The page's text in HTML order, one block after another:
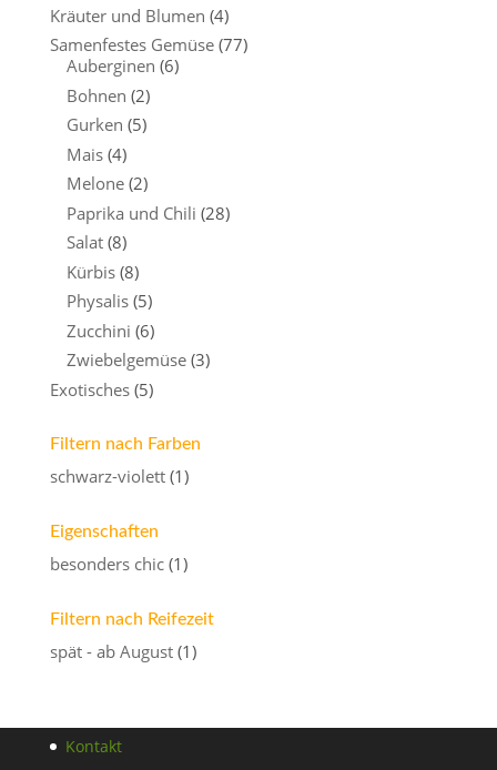
Kräuter und Blumen (4)
Samenfestes Gemüse (77)
Auberginen (6)
Bohnen (2)
Gurken (5)
Mais (4)
Melone (2)
Paprika und Chili (28)
Salat (8)
Kürbis (8)
Physalis (5)
Zucchini (6)
Zwiebelgemüse (3)
Exotisches (5)
Filtern nach Farben
schwarz-violett (1)
Eigenschaften
besonders chic (1)
Filtern nach Reifezeit
spät - ab August (1)
Kontakt